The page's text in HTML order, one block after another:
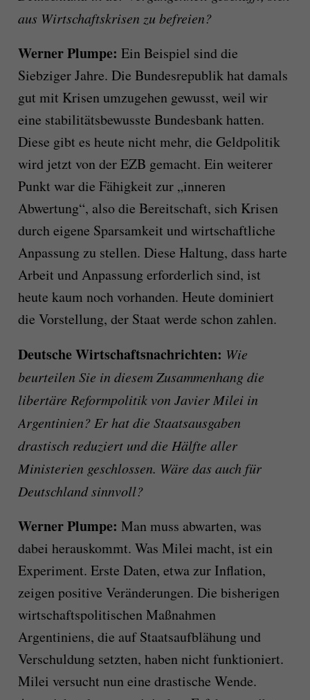
aus Wirtschaftskrisen zu befreien?
Werner Plumpe: Ein Beispiel sind die
Siebziger Jahre. Die Bundesrepublik hat damals
gut mit Krisen umzugehen gewusst, weil wir
eine stabilitätsbewusste Bundesbank hatten.
Diese gibt es heute nicht mehr, die Geldpolitik
wird jetzt von der EZB gemacht. Ein weiterer
Punkt war die Fähigkeit zur „inneren
Abwertung“, also die Bereitschaft, sich Krisen
durch eigene Sparsamkeit und wirtschaftliche
Anpassung zu stellen. Diese Haltung, dass harte
Arbeit und Anpassung erforderlich sind, ist
heute kaum noch vorhanden. Heute dominiert
die Vorstellung, der Staat werde schon zahlen.
Deutsche Wirtschaftsnachrichten: Wie
beurteilen Sie in diesem Zusammenhang die
libertäre Reformpolitik von Javier Milei in
Argentinien? Er hat die Staatsausgaben
drastisch reduziert und die Hälfte aller
Ministerien geschlossen. Wäre das auch für
Deutschland sinnvoll?
Werner Plumpe: Man muss abwarten, was
dabei herauskommt. Was Milei macht, ist ein
Experiment. Erste Daten, etwa zur Inflation,
zeigen positive Veränderungen. Die bisherigen
wirtschaftspolitischen Maßnahmen
Argentiniens, die auf Staatsaufblähung und
Verschuldung setzten, haben nicht funktioniert.
Milei versucht nun eine drastische Wende.